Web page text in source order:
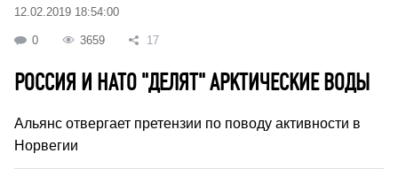
12.02.2019 18:54:00
0 3659 17
РОССИЯ И НАТО "ДЕЛЯТ" АРКТИЧЕСКИЕ ВОДЫ
Альянс отвергает претензии по поводу активности в
Норвегии